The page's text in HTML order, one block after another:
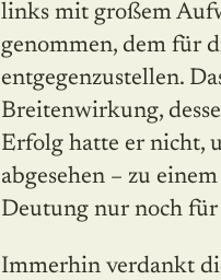
links mit großem
genommen, dem für
entgegenzustellen.
Breitenwirkung,
Erfolg hatte er nicht,
abgesehen – zu
Deutung nur noch
Immerhin verdankt